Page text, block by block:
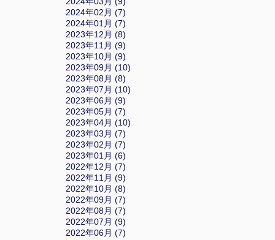
2024年02月 (7)
2024年01月 (7)
2023年12月 (8)
2023年11月 (9)
2023年10月 (9)
2023年09月 (10)
2023年08月 (8)
2023年07月 (10)
2023年06月 (9)
2023年05月 (7)
2023年04月 (10)
2023年03月 (7)
2023年02月 (7)
2023年01月 (6)
2022年12月 (7)
2022年11月 (9)
2022年10月 (8)
2022年09月 (7)
2022年08月 (7)
2022年07月 (9)
2022年06月 (7)